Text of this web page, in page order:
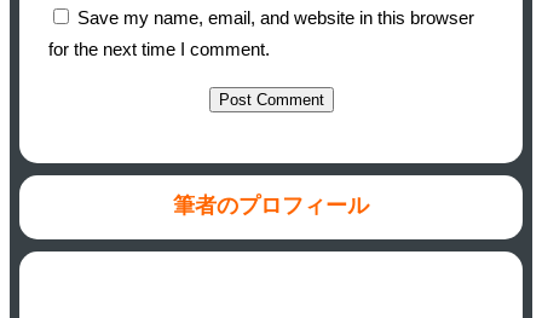
Save my name, email, and website in this browser
for the next time I comment.
筆者のプロフィール